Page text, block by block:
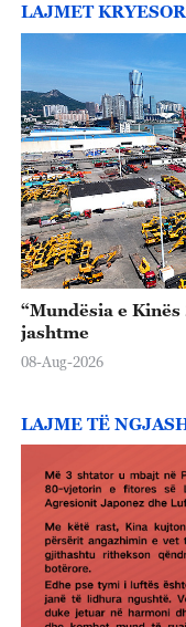
LAJMET
“Mundësia e
jashtme
08-Aug-2026
LAJME TË